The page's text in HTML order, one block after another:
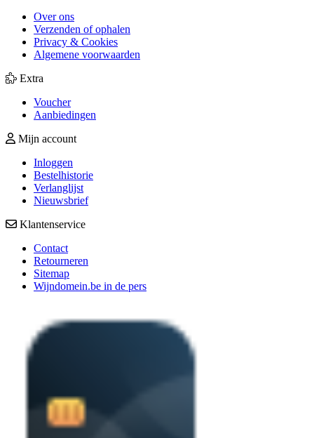
Over ons
Verzenden of ophalen
Privacy & Cookies
Algemene voorwaarden
Extra
Voucher
Aanbiedingen
Mijn account
Inloggen
Bestelhistorie
Verlanglijst
Nieuwsbrief
Klantenservice
Contact
Retourneren
Sitemap
Wijndomein.be in de pers